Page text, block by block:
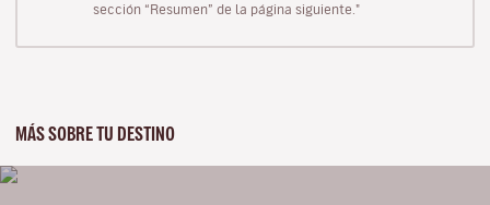
sección “Resumen” de la página siguiente."
MÁS SOBRE TU DESTINO